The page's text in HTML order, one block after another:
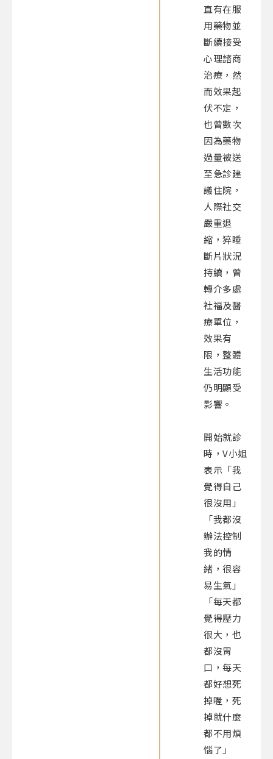
直有在服
用藥物並
斷續接受
心理諮商
治療，然
而效果起
伏不定，
也曾數次
因為藥物
過量被送
至急診建
議住院，
人際社交
嚴重退
縮，猝睡
斷片狀況
持續，曾
轉介多處
社福及醫
療單位，
效果有
限，整體
生活功能
仍明顯受
影響。
開始就診
時，V小姐
表示「我
覺得自己
很沒用」
「我都沒
辦法控制
我的情
緒，很容
易生氣」
「每天都
覺得壓力
很大，也
都沒胃
口，每天
都好想死
掉喔，死
掉就什麼
都不用煩
惱了」